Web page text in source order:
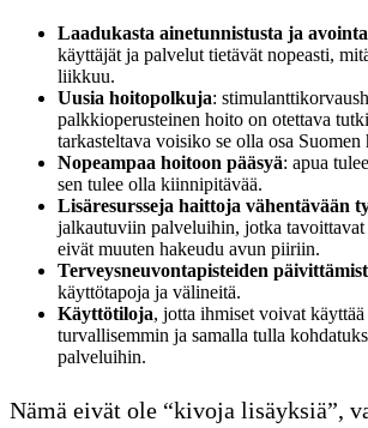
Laadukasta ainetunnistusta ja
käyttäjät ja palvelut tietävät nopeasti,
liikkuu.
Uusia hoitopolkuja:
palkkioperusteinen hoito on otettava
tarkasteltava voisiko se olla osa Suomen
Nopeampaa hoitoon pääsyä: apua
sen tulee olla kiinnipitävää.
Lisäresursseja haittoja vähentävään
jalkautuviin palveluihin, jotka tavoittavat
eivät muuten hakeudu avun piiriin.
Terveysneuvontapisteiden
käyttötapoja ja välineitä.
Käyttötiloja, jotta ihmiset voivat käyttää
turvallisemmin ja samalla tulla
palveluihin.
Nämä eivät ole “kivoja lisäyksiä”,